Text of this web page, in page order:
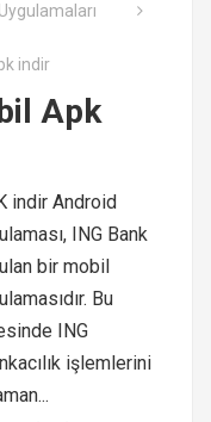
indir
Apk
indir Android
ING Bank
bir mobil
Bu
ING
işlemlerini